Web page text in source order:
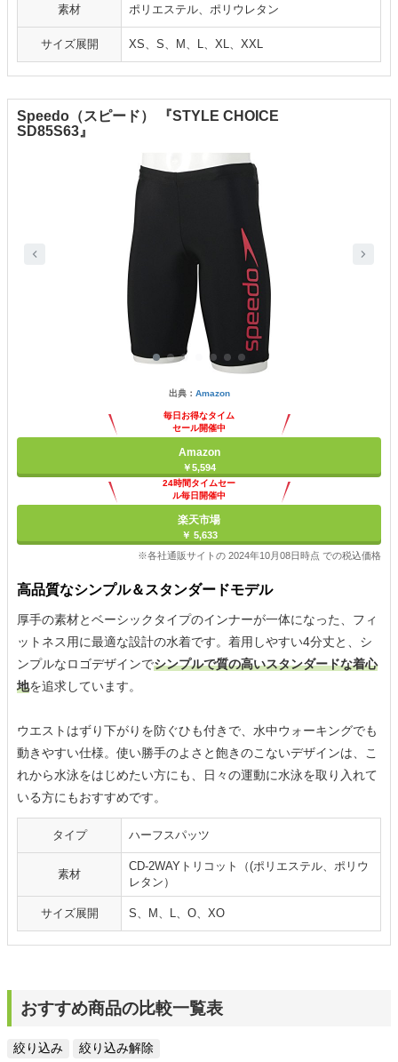
素材 ポリエステル、ポリウレタン
サイズ展開 XS、S、M、L、XL、XXL
Speedo（スピード） 『STYLE CHOICE
SD85S63』
出典： Amazon
毎日お得なタイム
セール開催中
Amazon
￥5,594
24時間タイムセー
ル毎日開催中
楽天市場
￥ 5,633
※各社通販サイトの 2024年10月08日時点 での税込価格
高品質なシンプル＆スタンダードモデル
厚手の素材とベーシックタイプのインナーが一体になった、フィ
ットネス用に最適な設計の水着です。着用しやすい4分丈と、シ
ンプルなロゴデザインでシンプルで質の高いスタンダードな着心
地を追求しています。
ウエストはずり下がりを防ぐひも付きで、水中ウォーキングでも
動きやすい仕様。使い勝手のよさと飽きのこないデザインは、こ
れから水泳をはじめたい方にも、日々の運動に水泳を取り入れて
いる方にもおすすめです。
タイプ ハーフスパッツ
素材
CD-2WAYトリコット（(ポリエステル、ポリウ
レタン）
サイズ展開 S、M、L、O、XO
おすすめ商品の比較一覧表
絞り込み
絞り込み解除